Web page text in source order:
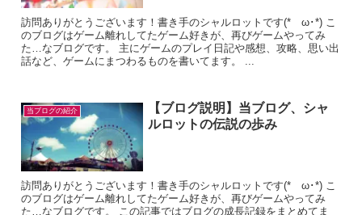
訪問ありがとうございます！書き手のシャルロットです(*ゝω･*) こ
のブログはゲーム離れしてたゲーム好きが、再びゲームやってみ
た…なブログです。 主にゲームのプレイ日記や感想、攻略、思い出
話など、ゲームにまつわるものを書いてます。 ...
当ブログの紹介
【ブログ説明】当ブログ、シャ
ルロットの伝説の歩み
訪問ありがとうございます！書き手のシャルロットです(*ゝω･*) こ
のブログはゲーム離れしてたゲーム好きが、再びゲームやってみ
た…なブログです。 この記事ではブログの成長記録をまとめてま